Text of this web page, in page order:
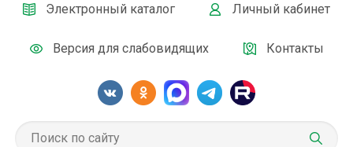
Электронный каталог Личный кабинет
Версия для слабовидящих Контакты